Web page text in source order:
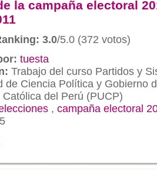
la campaña electoral
3.0/5.0 (372 votos)
tuesta
Trabajo del curso Partidos y
de Ciencia Política y Gobierno
del Perú (PUCP)
, campaña electoral